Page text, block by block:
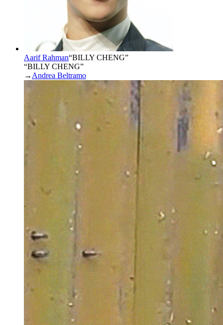
Aarif Rahman“BILLY CHENG”
“BILLY CHENG”
→ Andrea Beltramo